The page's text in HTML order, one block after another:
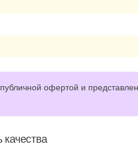
офертой и